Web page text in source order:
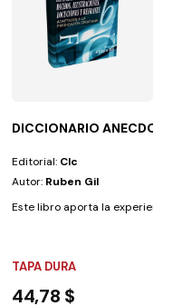
DICCIONARIO
Editorial: Clc
Autor: Ruben Gil
Este libro aporta la experiencia
TAPA DURA
44,78 $